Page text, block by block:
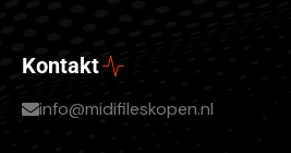
Kontakt
info@midifileskopen.nl